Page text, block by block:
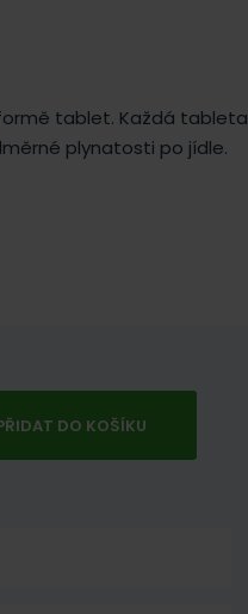
tablet. Každá tableta
plynatosti po jídle.
DO KOŠÍKU